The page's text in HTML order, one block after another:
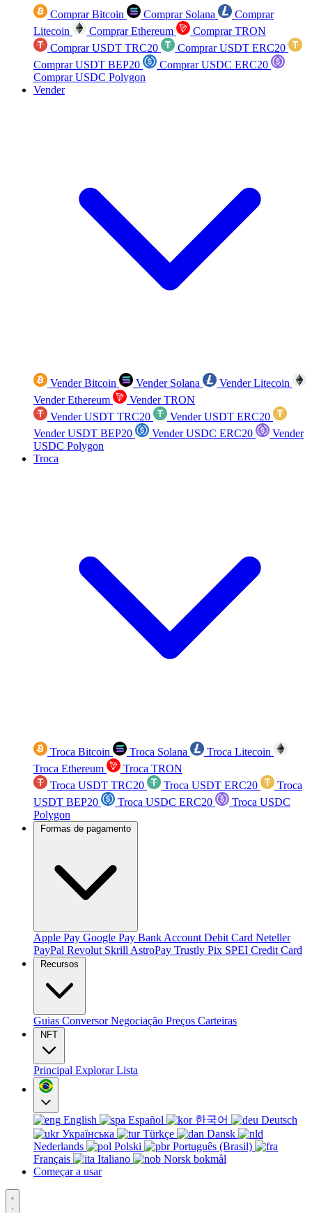
Comprar Bitcoin Comprar Solana
Comprar
Litecoin
Comprar Ethereum
Comprar TRON
Comprar USDT TRC20
Comprar USDT ERC20
Comprar USDT BEP20
Comprar USDC ERC20
Comprar USDC Polygon
Vender
Vender Bitcoin Vender Solana
Vender Litecoin
Vender Ethereum
Vender TRON
Vender USDT TRC20
Vender USDT ERC20
Vender USDT BEP20
Vender USDC ERC20
Vender
USDC Polygon
Troca
Troca Bitcoin Troca Solana
Troca Litecoin
Troca Ethereum
Troca TRON
Troca USDT TRC20
Troca USDT ERC20
Troca
USDT BEP20
Troca USDC ERC20
Troca USDC
Polygon
Formas de pagamento
Apple Pay Google Pay Bank Account Debit Card Neteller
PayPal Revolut Skrill AstroPay Trustly Pix SPEI Credit Card
Recursos
Guias ConversorNegociação Preços Carteiras
NFT
Principal ExplorarLista
English Español 한국어
Deutsch
Українська
Türkçe
Dansk
Nederlands
Polski
Português (Brasil)
Français
Italiano
Norsk bokmål
Começar a usar